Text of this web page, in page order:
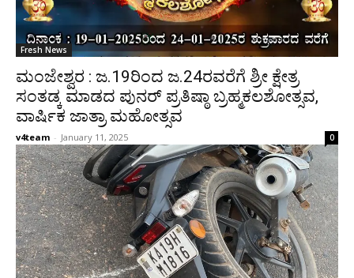
Fresh News
ಮಂಜೇಶ್ವರ : ಜ.19ರಿಂದ ಜ.24ರವರೆಗೆ ಶ್ರೀ ಕ್ಷೇತ್ರ
ಸಂತಡ್ಕ ಮಾಡದ ಪುನರ್ ಪ್ರತಿಷ್ಠಾ ಬ್ರಹ್ಮಕಲಶೋತ್ಸವ,
ವಾರ್ಷಿಕ ಜಾತ್ರಾ ಮಹೋತ್ಸವ
v4team - January 11, 2025 0